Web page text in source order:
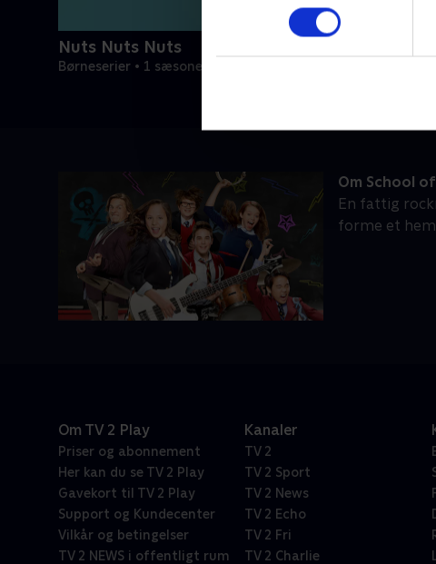
Nuts Nuts Nuts
Børneserier • 1 sæsoner
Om School
En fattig
forme et
Om TV 2 Play
Priser og abonnement
Her kan du se TV 2 Play
Gavekort til TV 2 Play
Support og Kundecenter
Vilkår og betingelser
TV 2 NEWS i offentligt rum
Kanaler
TV 2
TV 2 Sport
TV 2 News
TV 2 Echo
TV 2 Fri
TV 2 Charlie